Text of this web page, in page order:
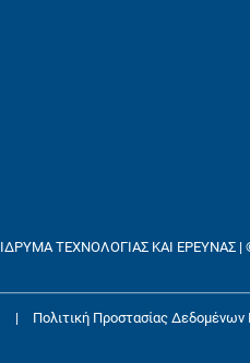
ΙΔΡΥΜΑ ΤΕΧΝΟΛΟΓΙΑΣ ΚΑΙ ΕΡΕΥΝΑΣ |
| Πολιτική Προστασίας